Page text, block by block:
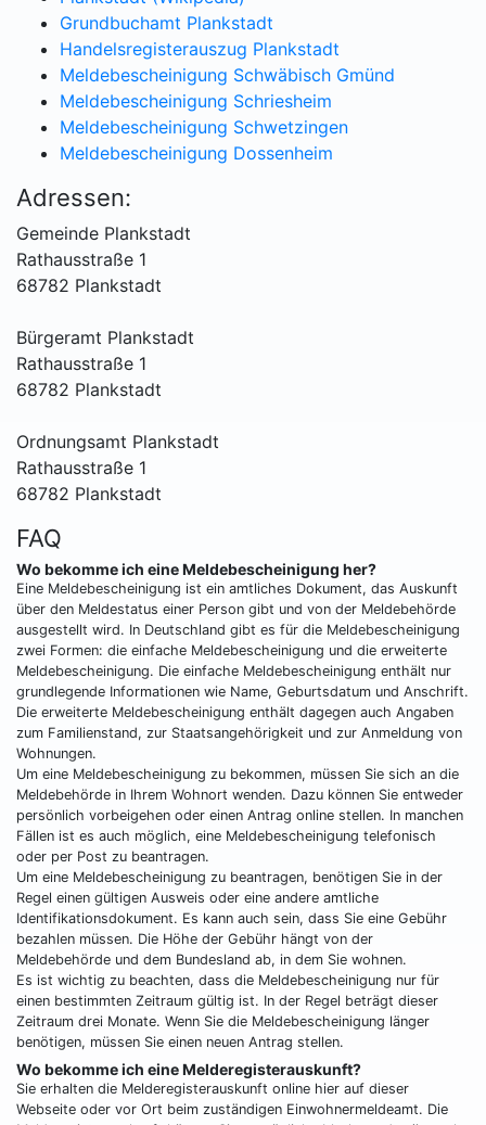
Grundbuchamt Plankstadt
Handelsregisterauszug Plankstadt
Meldebescheinigung Schwäbisch Gmünd
Meldebescheinigung Schriesheim
Meldebescheinigung Schwetzingen
Meldebescheinigung Dossenheim
Adressen:
Gemeinde Plankstadt
Rathausstraße 1
68782 Plankstadt
Bürgeramt Plankstadt
Rathausstraße 1
68782 Plankstadt
Ordnungsamt Plankstadt
Rathausstraße 1
68782 Plankstadt
FAQ
Wo bekomme ich eine Meldebescheinigung her?
Eine Meldebescheinigung ist ein amtliches Dokument, das Auskunft
über den Meldestatus einer Person gibt und von der Meldebehörde
ausgestellt wird. In Deutschland gibt es für die Meldebescheinigung
zwei Formen: die einfache Meldebescheinigung und die erweiterte
Meldebescheinigung. Die einfache Meldebescheinigung enthält nur
grundlegende Informationen wie Name, Geburtsdatum und Anschrift.
Die erweiterte Meldebescheinigung enthält dagegen auch Angaben
zum Familienstand, zur Staatsangehörigkeit und zur Anmeldung von
Wohnungen.
Um eine Meldebescheinigung zu bekommen, müssen Sie sich an die
Meldebehörde in Ihrem Wohnort wenden. Dazu können Sie entweder
persönlich vorbeigehen oder einen Antrag online stellen. In manchen
Fällen ist es auch möglich, eine Meldebescheinigung telefonisch
oder per Post zu beantragen.
Um eine Meldebescheinigung zu beantragen, benötigen Sie in der
Regel einen gültigen Ausweis oder eine andere amtliche
Identifikationsdokument. Es kann auch sein, dass Sie eine Gebühr
bezahlen müssen. Die Höhe der Gebühr hängt von der
Meldebehörde und dem Bundesland ab, in dem Sie wohnen.
Es ist wichtig zu beachten, dass die Meldebescheinigung nur für
einen bestimmten Zeitraum gültig ist. In der Regel beträgt dieser
Zeitraum drei Monate. Wenn Sie die Meldebescheinigung länger
benötigen, müssen Sie einen neuen Antrag stellen.
Wo bekomme ich eine Melderegisterauskunft?
Sie erhalten die Melderegisterauskunft online hier auf dieser
Webseite oder vor Ort beim zuständigen Einwohnermeldeamt. Die